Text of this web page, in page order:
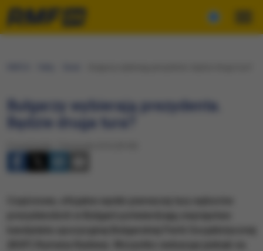
Bułgarzy wybierają prezydenta.
Będzie druga tura?